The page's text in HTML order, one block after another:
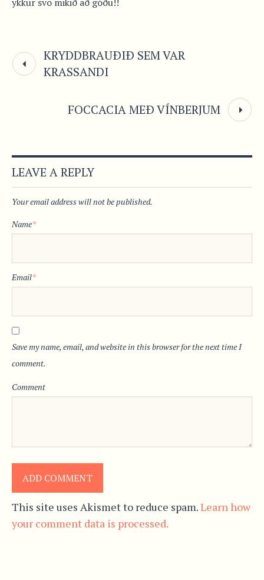
KRYDDBRAUÐIÐ SEM VAR
KRASSANDI
FOCCACIA MEÐ VÍNBERJUM
LEAVE A REPLY
Your email address will not be published.
Name*
Email*
Save my name, email, and website in this browser for the next time I
comment.
Comment
This site uses Akismet to reduce spam.Learn how
your comment data is processed.